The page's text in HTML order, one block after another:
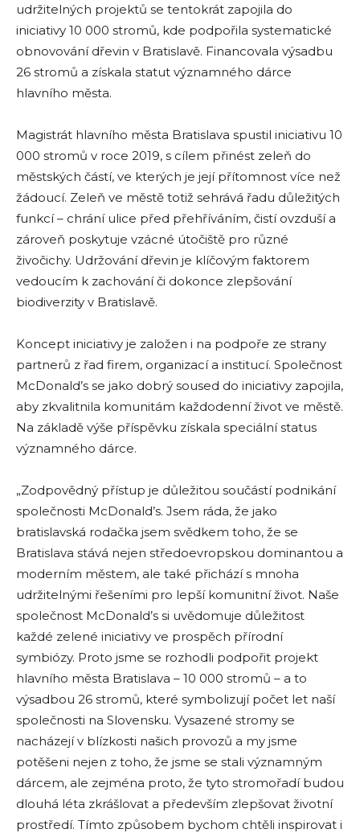
udržitelných projektů se tentokrát zapojila do
iniciativy 10 000 stromů, kde podpořila systematické
obnovování dřevin v Bratislavě. Financovala výsadbu
26 stromů a získala statut významného dárce
hlavního města.
Magistrát hlavního města Bratislava spustil iniciativu 10
000 stromů v roce 2019, s cílem přinést zeleň do
městských částí, ve kterých je její přítomnost více než
žádoucí. Zeleň ve městě totiž sehrává řadu důležitých
funkcí – chrání ulice před přehříváním, čistí ovzduší a
zároveň poskytuje vzácné útočiště pro různé
živočichy. Udržování dřevin je klíčovým faktorem
vedoucím k zachování či dokonce zlepšování
biodiverzity v Bratislavě.
Koncept iniciativy je založen i na podpoře ze strany
partnerů z řad firem, organizací a institucí. Společnost
McDonald’s se jako dobrý soused do iniciativy zapojila,
aby zkvalitnila komunitám každodenní život ve městě.
Na základě výše příspěvku získala speciální status
významného dárce.
„Zodpovědný přístup je důležitou součástí podnikání
společnosti McDonald’s. Jsem ráda, že jako
bratislavská rodačka jsem svědkem toho, že se
Bratislava stává nejen středoevropskou dominantou a
moderním městem, ale také přichází s mnoha
udržitelnými řešeními pro lepší komunitní život. Naše
společnost McDonald’s si uvědomuje důležitost
každé zelené iniciativy ve prospěch přírodní
symbiózy. Proto jsme se rozhodli podpořit projekt
hlavního města Bratislava – 10 000 stromů – a to
výsadbou 26 stromů, které symbolizují počet let naší
společnosti na Slovensku. Vysazené stromy se
nacházejí v blízkosti našich provozů a my jsme
potěšeni nejen z toho, že jsme se stali významným
dárcem, ale zejména proto, že tyto stromořadí budou
dlouhá léta zkrášlovat a především zlepšovat životní
prostředí. Tímto způsobem bychom chtěli inspirovat i